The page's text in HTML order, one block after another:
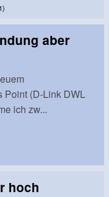
aber
Point (D-Link DWL
ich zw...
hoch